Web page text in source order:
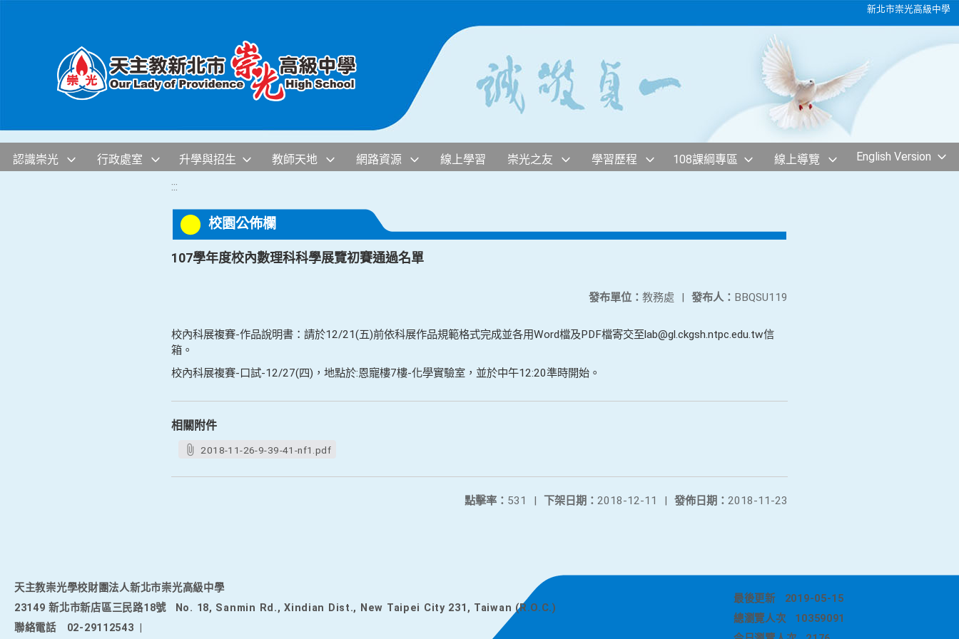
新北市崇光高級中學
認識崇光 行政處室 升學與招生 教師天地 網路資源 線上學習 崇光之友 學習歷程 108課綱專區 線上導覽 English Version
:::
校園公佈欄
107學年度校內數理科科學展覽初賽通過名單
發布人： BBQSU119
發布單位： 教務處 |
校內科展複賽-作品說明書：請於12/21(五)前依科展作品規範格式完成並各用Word檔及PDF檔寄交至lab@gl.ckgsh.ntpc.edu.tw信
箱。
校內科展複賽-口試-12/27(四) ，地點於:恩寵樓7樓-化學實驗室，並於中午12:20準時開始。
相關附件
2018-11-26-9-39-41-nf1.pdf
發佈日期： 2018-11-23
下架日期： 2018-12-11 |
點擊率： 531 |
天主教崇光學校財團法人新北市崇光高級中學
23149 新北市新店區三民路18號
No. 18, Sanmin Rd., Xindian Dist., New Taipei City 231, Taiwan (R.O.C.)
聯絡電話
02-29112543
最後更新
2019-05-15
總瀏覽人次
10359091